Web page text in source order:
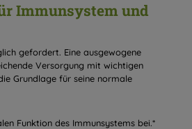
Immunsystem und
gefordert. Eine ausgewogene
Versorgung mit wichtigen
Grundlage für seine normale
Funktion des Immunsystems bei.*